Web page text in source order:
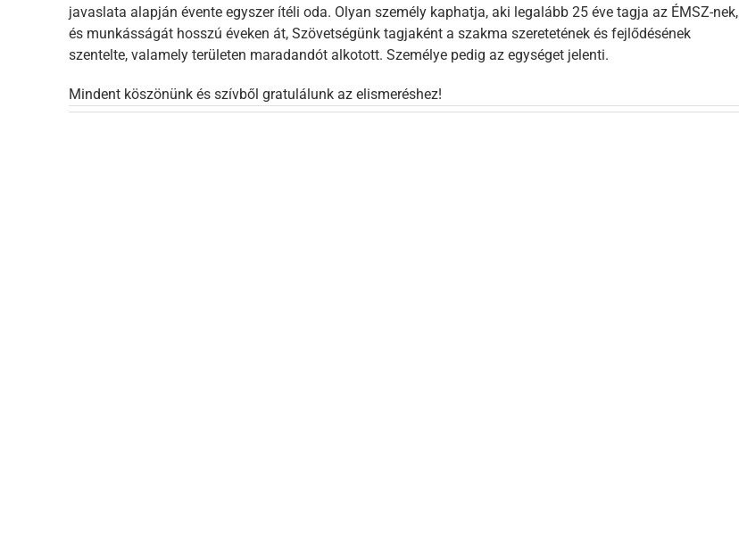
javaslata alapján évente egyszer ítéli oda. Olyan személy kaphatja, aki legalább 25 éve tagja az ÉMSZ-nek,
és munkásságát hosszú éveken át, Szövetségünk tagjaként a szakma szeretetének és fejlődésének
szentelte, valamely területen maradandót alkotott. Személye pedig az egységet jelenti.
Mindent köszönünk és szívből gratulálunk az elismeréshez!